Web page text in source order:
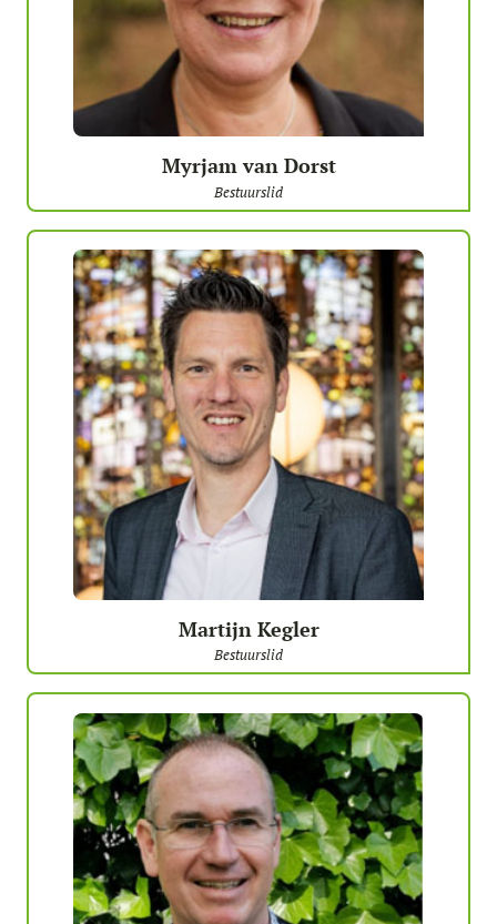
Myrjam van Dorst
Bestuurslid
Martijn Kegler
Bestuurslid